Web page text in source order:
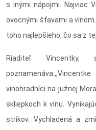
s inými nápojmi. Najviac
ovocnými šťavami a
toho najlepšieho, čo sa z
Riaditeľ
vinohradníci na južnej
skliepkoch k vínu.
strikov. Vychladená a